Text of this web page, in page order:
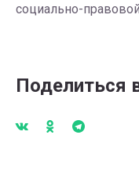
социально-
Поделиться